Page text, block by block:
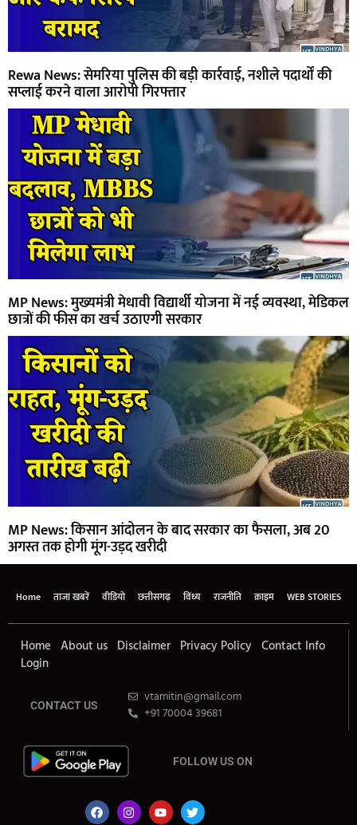
Rewa News: सेमरिया पुलिस की बड़ी कार्रवाई, नशीले पदार्थों की
सप्लाई करने वाला आरोपी गिरफ्तार
MP News: मुख्यमंत्री मेधावी विद्यार्थी योजना में नई व्यवस्था, मेडिकल
छात्रों की फीस का खर्च उठाएगी सरकार
MP News: किसान आंदोलन के बाद सरकार का फैसला, अब 20
अगस्त तक होगी मूंग-उड़द खरीदी
Home ताजा खबरें वीडियो छत्तीसगढ़ विंध्य राजनीति क्राइम WEB STORIES
Home About us Disclaimer Privacy Policy Contact Info
Login
CONTACT US
vtamitin@gmail.com
+91 70004 39681
FOLLOW US ON